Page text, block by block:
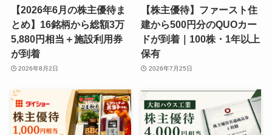
【2026年6月の株主優待ま
とめ】16銘柄から総額3万
5,880円相当＋施設利用券
が到着
2026年8月2日
【株主優待】ファースト住
建から500円分のQUOカー
ドが到着｜100株・1年以上
保有
2026年7月25日